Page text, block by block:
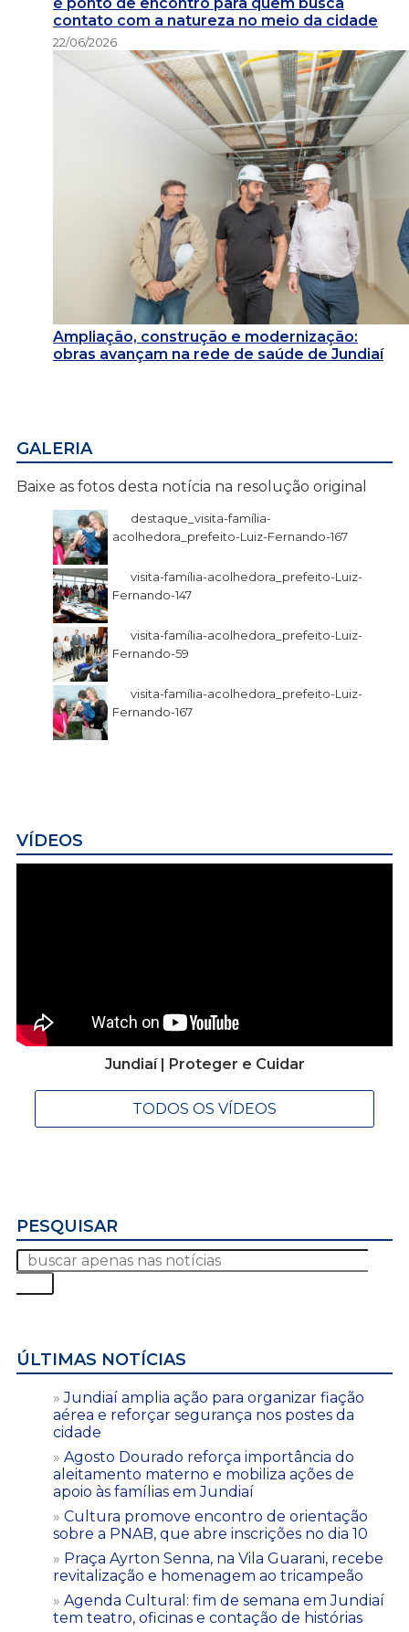
contato com a natureza no meio da cidade
22/06/2026
Ampliação, construção e modernização:
obras avançam na rede de saúde de Jundiaí
GALERIA
Baixe as fotos desta notícia na resolução original
destaque_visita-família-
acolhedora_prefeito-Luiz-Fernando-167
visita-família-acolhedora_prefeito-Luiz-
Fernando-147
visita-família-acolhedora_prefeito-Luiz-
Fernando-59
visita-família-acolhedora_prefeito-Luiz-
Fernando-167
VÍDEOS
Jundiaí | Proteger e Cuidar
TODOS OS VÍDEOS
PESQUISAR
ÚLTIMAS NOTÍCIAS
Jundiaí amplia ação para organizar fiação
aérea e reforçar segurança nos postes da
cidade
Agosto Dourado reforça importância do
aleitamento materno e mobiliza ações de
apoio às famílias em Jundiaí
Cultura promove encontro de orientação
sobre a PNAB, que abre inscrições no dia 10
Praça Ayrton Senna, na Vila Guarani, recebe
revitalização e homenagem ao tricampeão
Agenda Cultural: fim de semana em Jundiaí
tem teatro, oficinas e contação de histórias